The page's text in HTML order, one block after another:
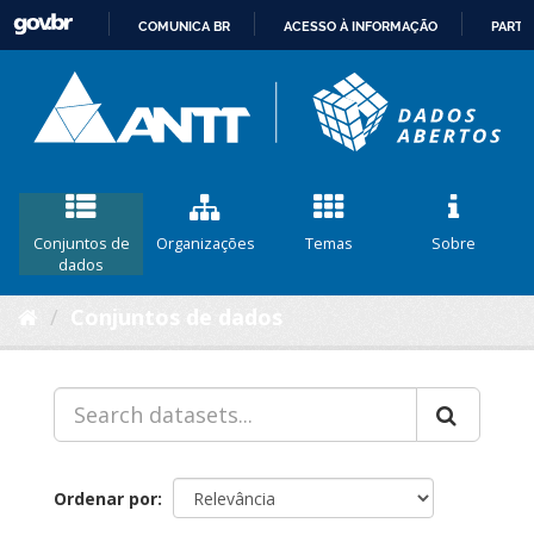
CONTEÚDO
COMUNICA BR ACESSO À INFORMAÇÃO
Conjuntos de
dados
Organizações Temas Sobre
Ordenar por